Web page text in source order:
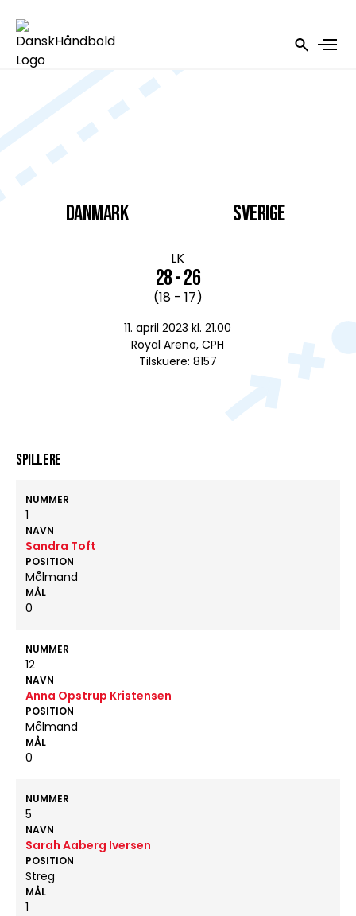
DANMARK
LK
28 - 26
(18 - 17)
11. april 2023 kl. 21.00
Royal Arena, CPH
Tilskuere: 8157
Sverige
Spillere
NUMMER
1
NAVN
Sandra Toft
POSITION
Målmand
MÅL
0
NUMMER
12
NAVN
Anna Opstrup Kristensen
POSITION
Målmand
MÅL
0
NUMMER
5
NAVN
Sarah Aaberg Iversen
POSITION
Streg
MÅL
1